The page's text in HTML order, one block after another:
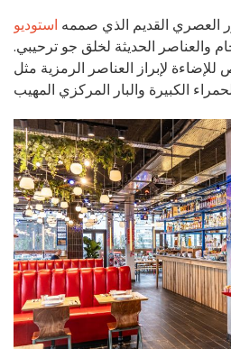
العصري القديم الذي صممه استوديو
والعناصر الحديثة لخلق جو ترحيبي.
للإضاءة لإبراز العناصر الرمزية مثل